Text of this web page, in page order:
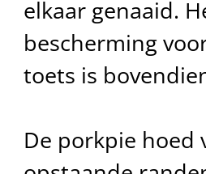
elkaar genaaid.
bescherming
toets is
De porkpie hoed